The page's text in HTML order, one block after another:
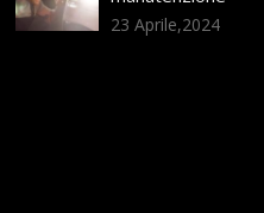
23 Aprile,2024